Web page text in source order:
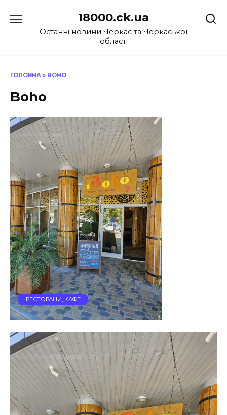
до
18000.ck.ua
Останні новини Черкас та Черкаської
області
ГОЛОВНА » BOHO
Boho
РЕСТОРАНИ, КАФЕ